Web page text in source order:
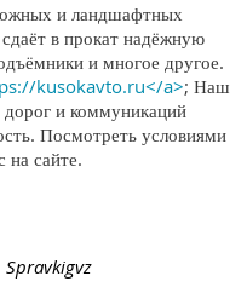
и ландшафтных
в прокат надёжную
и многое другое.
kusokavto.ru</a>; Наш
дорог и коммуникаций
Посмотреть условиями
на сайте.
Spravkigvz